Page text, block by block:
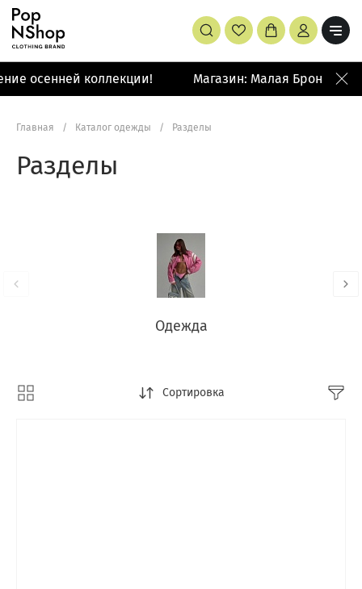
осенней коллекции! Магазин: Малая Бронная 42/14
Главная / Каталог одежды / Разделы
Разделы
Одежда
Сортировка